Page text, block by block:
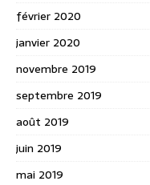
février 2020
janvier 2020
novembre 2019
septembre 2019
août 2019
juin 2019
mai 2019